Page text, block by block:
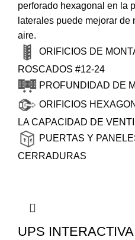
perforado hexagonal en la
laterales puede mejorar
aire.
ORIFICIOS DE
ROSCADOS #12-24
PROFUNDIDAD DE
ORIFICIOS
LA CAPACIDAD DE
PUERTAS Y
CERRADURAS
UPS